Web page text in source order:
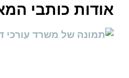
כותבי המאמר: